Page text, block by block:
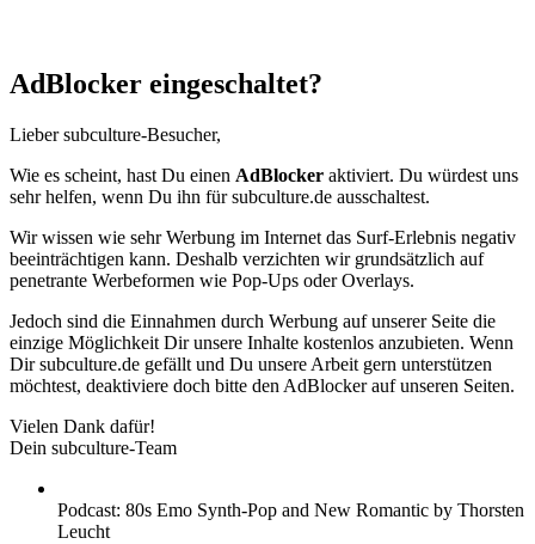
AdBlocker eingeschaltet?
Lieber subculture-Besucher,
Wie es scheint, hast Du einen AdBlocker aktiviert. Du würdest uns
sehr helfen, wenn Du ihn für subculture.de ausschaltest.
Wir wissen wie sehr Werbung im Internet das Surf-Erlebnis negativ
beeinträchtigen kann. Deshalb verzichten wir grundsätzlich auf
penetrante Werbeformen wie Pop-Ups oder Overlays.
Jedoch sind die Einnahmen durch Werbung auf unserer Seite die
einzige Möglichkeit Dir unsere Inhalte kostenlos anzubieten. Wenn
Dir subculture.de gefällt und Du unsere Arbeit gern unterstützen
möchtest, deaktiviere doch bitte den AdBlocker auf unseren Seiten.
Vielen Dank dafür!
Dein subculture-Team
Podcast: 80s Emo Synth-Pop and New Romantic by Thorsten
Leucht